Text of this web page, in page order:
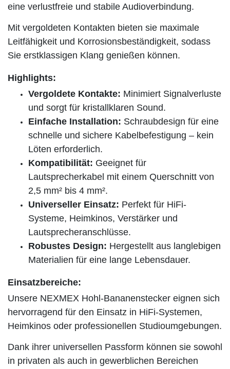
eine verlustfreie und stabile Audioverbindung.
Mit vergoldeten Kontakten bieten sie maximale
Leitfähigkeit und Korrosionsbeständigkeit, sodass
Sie erstklassigen Klang genießen können.
Highlights:
Vergoldete Kontakte: Minimiert Signalverluste
und sorgt für kristallklaren Sound.
Einfache Installation: Schraubdesign für eine
schnelle und sichere Kabelbefestigung – kein
Löten erforderlich.
Kompatibilität: Geeignet für
Lautsprecherkabel mit einem Querschnitt von
2,5 mm² bis 4 mm².
Universeller Einsatz: Perfekt für HiFi-
Systeme, Heimkinos, Verstärker und
Lautsprecheranschlüsse.
Robustes Design: Hergestellt aus langlebigen
Materialien für eine lange Lebensdauer.
Einsatzbereiche:
Unsere NEXMEX Hohl-Bananenstecker eignen sich
hervorragend für den Einsatz in HiFi-Systemen,
Heimkinos oder professionellen Studioumgebungen.
Dank ihrer universellen Passform können sie sowohl
in privaten als auch in gewerblichen Bereichen